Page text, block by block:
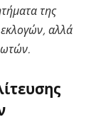
της
αλλά